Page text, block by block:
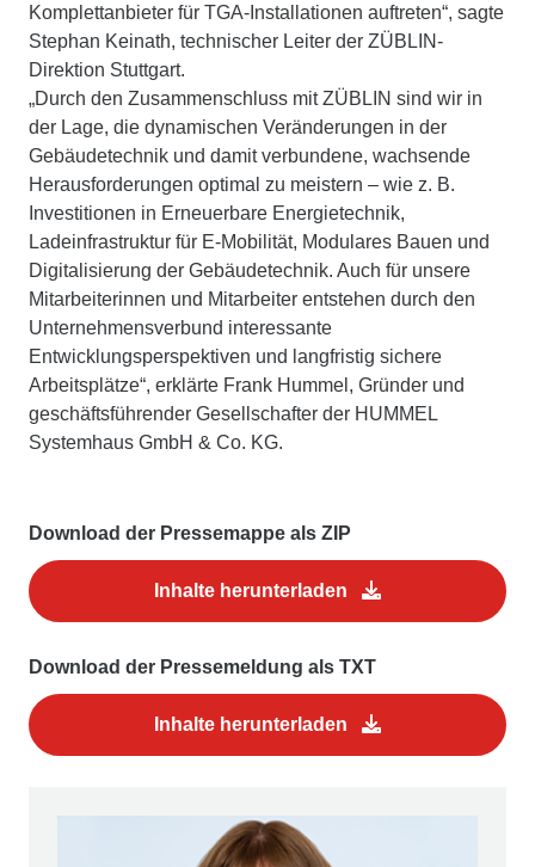
Komplettanbieter für TGA-Installationen auftreten“, sagte
Stephan Keinath, technischer Leiter der ZÜBLIN-
Direktion Stuttgart.
„Durch den Zusammenschluss mit ZÜBLIN sind wir in
der Lage, die dynamischen Veränderungen in der
Gebäudetechnik und damit verbundene, wachsende
Herausforderungen optimal zu meistern – wie z. B.
Investitionen in Erneuerbare Energietechnik,
Ladeinfrastruktur für E-Mobilität, Modulares Bauen und
Digitalisierung der Gebäudetechnik. Auch für unsere
Mitarbeiterinnen und Mitarbeiter entstehen durch den
Unternehmensverbund interessante
Entwicklungsperspektiven und langfristig sichere
Arbeitsplätze“, erklärte Frank Hummel, Gründer und
geschäftsführender Gesellschafter der HUMMEL
Systemhaus GmbH & Co. KG.
Download der Pressemappe als ZIP
Inhalte herunterladen
Download der Pressemeldung als TXT
Inhalte herunterladen